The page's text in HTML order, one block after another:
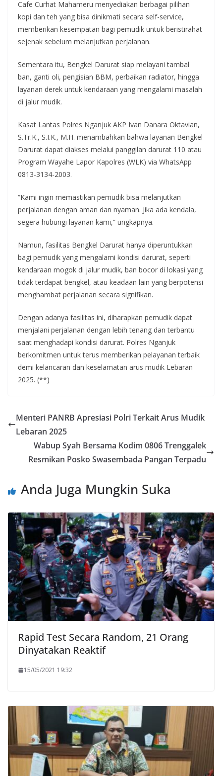
Cafe Curhat Mahameru menyediakan berbagai pilihan
kopi dan teh yang bisa dinikmati secara self-service,
memberikan kesempatan bagi pemudik untuk beristirahat
sejenak sebelum melanjutkan perjalanan.
Sementara itu, Bengkel Darurat siap melayani tambal
ban, ganti oli, pengisian BBM, perbaikan radiator, hingga
layanan derek untuk kendaraan yang mengalami masalah
di jalur mudik.
Kasat Lantas Polres Nganjuk AKP Ivan Danara Oktavian,
S.Tr.K., S.I.K., M.H. menambahkan bahwa layanan Bengkel
Darurat dapat diakses melalui panggilan darurat 110 atau
Program Wayahe Lapor Kapolres (WLK) via WhatsApp
0813-3134-2003.
“Kami ingin memastikan pemudik bisa melanjutkan
perjalanan dengan aman dan nyaman. Jika ada kendala,
segera hubungi layanan kami,” ungkapnya.
Namun, fasilitas Bengkel Darurat hanya diperuntukkan
bagi pemudik yang mengalami kondisi darurat, seperti
kendaraan mogok di jalur mudik, ban bocor di lokasi yang
tidak terdapat bengkel, atau keadaan lain yang berpotensi
menghambat perjalanan secara signifikan.
Dengan adanya fasilitas ini, diharapkan pemudik dapat
menjalani perjalanan dengan lebih tenang dan terbantu
saat menghadapi kondisi darurat. Polres Nganjuk
berkomitmen untuk terus memberikan pelayanan terbaik
demi kelancaran dan keselamatan arus mudik Lebaran
2025. (**)
Menteri PANRB Apresiasi Polri Terkait Arus Mudik
Lebaran 2025
Wabup Syah Bersama Kodim 0806 Trenggalek
Resmikan Posko Swasembada Pangan Terpadu
Anda Juga Mungkin Suka
Rapid Test Secara Random, 21 Orang
Dinyatakan Reaktif
15/05/2021 19:32